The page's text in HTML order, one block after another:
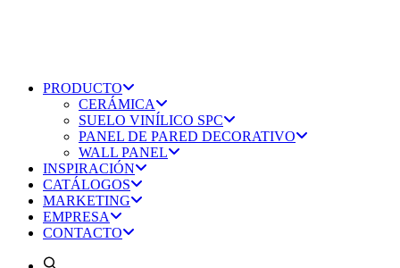
PRODUCTO
CERÁMICA
SUELO VINÍLICO SPC
PANEL DE PARED DECORATIVO
WALL PANEL
INSPIRACIÓN
CATÁLOGOS
MARKETING
EMPRESA
CONTACTO